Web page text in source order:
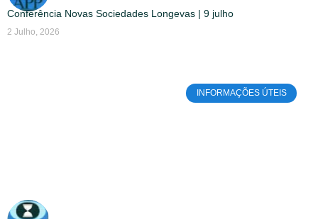
Conferência Novas Sociedades Longevas | 9 julho
2 Julho, 2026
INFORMAÇÕES ÚTEIS